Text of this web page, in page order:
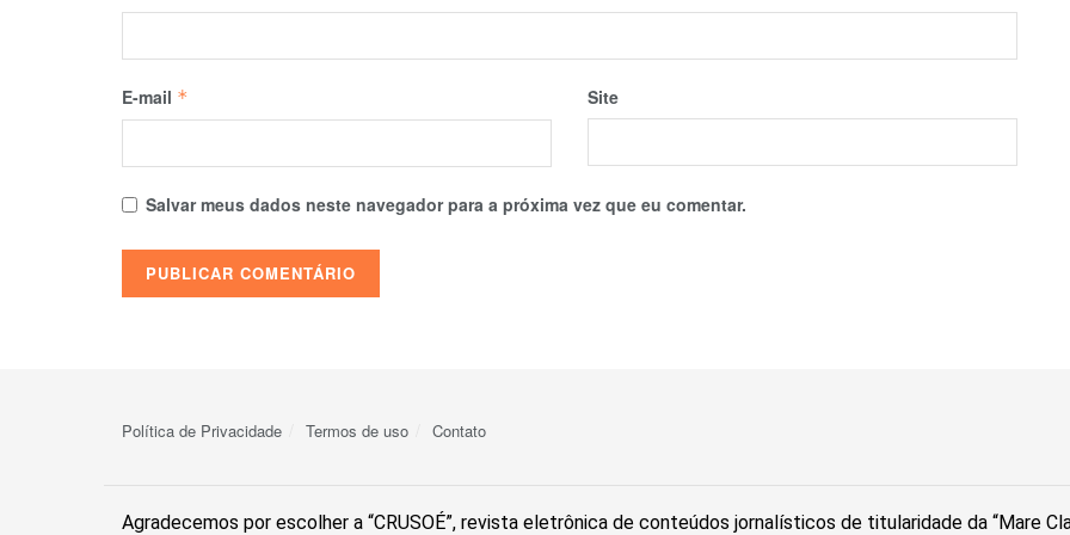
E-mail * Site
Salvar meus dados neste navegador para a próxima vez que eu comentar.
Política de Privacidade Termos de uso Contato
Agradecemos por escolher a “CRUSOÉ”, revista eletrônica de conteúdos jornalísticos de titularidade da “Mare